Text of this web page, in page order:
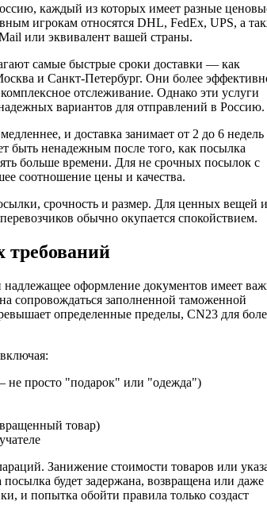
каждый из которых имеет разные
игрокам относятся DHL, FedEx, UPS, а
или эквивалент вашей страны.
самые быстрые сроки доставки — как
и Санкт-Петербург. Они более
отслеживание. Однако эти услуги
вариантов для отправлений в Россию.
и доставка занимает от 2 до 6 недель
быть ненадежным после того, как посылка
больше времени. Для не срочных посылок с
соотношение цены и качества.
срочность и размер. Для ценных вещей
обычно окупается спокойствием.
оформление документов имеет
сопровождаться заполненной таможенной
определенные пределы, CN23 для
не просто "подарок" или "одежда")
товар)
Занижение стоимости товаров или
будет задержана, возвращена или даже
и попытка обойти правила только создаст